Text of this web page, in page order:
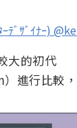
ﾃﾞｻﾞｲﾅｰ)
大的初代
進行比較